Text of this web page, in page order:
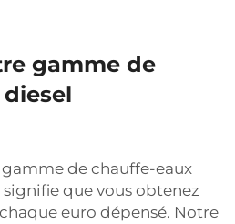
gamme de
de chauffe-eaux
signifie que vous obtenez
euro dépensé. Notre